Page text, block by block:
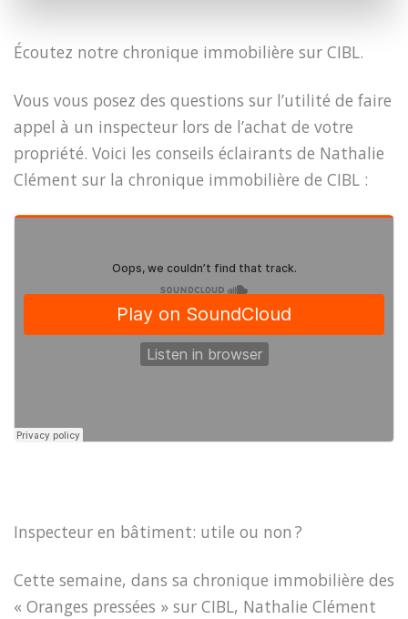
Écoutez notre chronique immobilière sur CIBL.
Vous vous posez des questions sur l’utilité de faire
appel à un inspecteur lors de l’achat de votre
propriété. Voici les conseils éclairants de Nathalie
Clément sur la chronique immobilière de CIBL :
Inspecteur en bâtiment: utile ou non ?
Cette semaine, dans sa chronique immobilière des
« Oranges pressées » sur CIBL, Nathalie Clément